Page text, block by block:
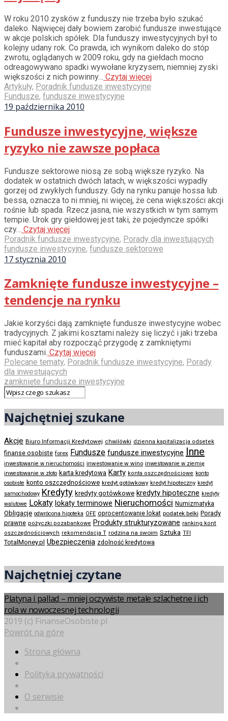
W roku 2010 zysków z funduszy nie trzeba było szukać
daleko. Najwięcej dały bowiem zarobić fundusze inwestujące
w akcje polskich spółek. Dla funduszy inwestycyjnych był to
kolejny udany rok. Co prawda, ich wynikom daleko do stóp
zwrotu, oglądanych w 2009 roku, gdy na giełdach mocno
odreagowywano spadki wywołane kryzysem, niemniej zyski
większości z nich powinny… Czytaj więcej
Artykuły, Poradnik fundusze inwestycyjne
Fundusze, fundusze inwestycyjne
19 października 2010
Fundusze inwestycyjne, większe
ryzyko nie zawsze popłaca
Fundusze sektorowe niosą ze sobą większe ryzyko. Na
dodatek w ostatnich dwóch latach, w większości wypadły
gorzej od zwykłych funduszy. Gdy na rynku panuje hossa lub
bessa, oznacza to ni mniej, ni więcej, że cena większości akcji
rośnie lub spada. Rzecz jasna, nie wszystkich w tym samym
tempie. Urok gry giełdowej jest taki, że pojedyncze spółki
czy… Czytaj więcej
Poradnik fundusze inwestycyjne, Porady dla inwestujących
fundusze inwestycyjne, fundusze sektorowe
17 stycznia 2010
Zamknięte fundusze inwestycyjne –
tendencje na rynku
Jakie korzyści dają zamknięte fundusze inwestycyjne wobec
tradycyjnych. Z jakimi kosztami należy się liczyć i jaki trzeba
mieć kapitał aby rozpocząć przygodę z zamkniętymi
funduszami. Czytaj więcej
Polecane tematy, Poradnik fundusze inwestycyjne, Porady
dla inwestujących
zamknięte fundusze inwestycyjne
Najchętniej szukane
Akcje Biuro Informacji Kredytowej chwilówki dzienna kapitalizacja odsetek
finanse osobiste forex Fundusze fundusze inwestycyjne Inne
inwestowanie w nieruchomości inwestowanie w wino inwestowanie w ziemię
inwestowanie w złoto karta kredytowa Karty konta oszczędnościowe konto
osobiste konto oszczędnościowe kredyt gotówkowy kredyt hipoteczny kredyt
samochodowy Kredyty kredyty gotówkowe kredyty hipoteczne kredyty
walutowe Lokaty lokaty terminowe Nieruchomości Numizmatyka
Obligacje odwrócona hipoteka OFE oprocentowanie lokat podatek belki Porady
prawne pożyczki pozabankowe Produkty strukturyzowane ranking kont
oszczędnościowych rekomendacja T rodzina na swoim Sztuka TFI
TotalMoney.pl Ubezpieczenia zdolność kredytowa
Najchętniej czytane
Platyna i pallad – mniej oczywiste metale szlachetne i ich
rola w nowoczesnej technologii
2019 (c) FinanseOsobiste.pl
Powrót na górę
Strona główna
Polityka prywatności
O serwisie